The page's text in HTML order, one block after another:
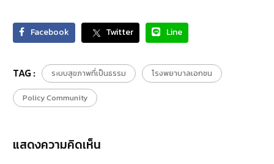
Facebook Twitter Line
TAG : ระบบสุขภาพที่เป็นธรรม โรงพยาบาลเอกชน
Policy Community
แสดงความคิดเห็น